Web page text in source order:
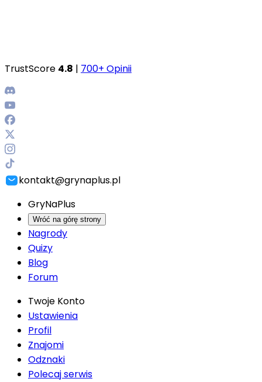
TrustScore 4.8 | 700+ Opinii
kontakt@grynaplus.pl
GryNaPlus
Wróć na górę strony
Nagrody
Quizy
Blog
Forum
Twoje Konto
Ustawienia
Profil
Znajomi
Odznaki
Polecaj serwis